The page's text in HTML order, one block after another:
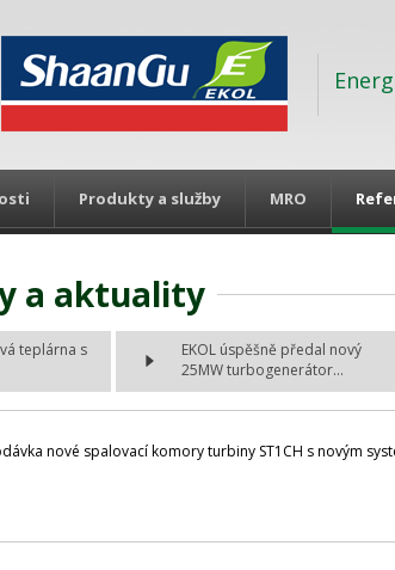
Produkty a služby MRO
a aktuality
teplárna s
EKOL úspěšně předal nový
25MW turbogenerátor...
nové spalovací komory turbiny ST1CH s novým